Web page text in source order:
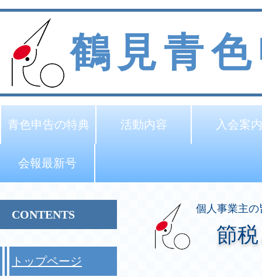
鶴見青
青色申告の特典 活動内容 入会案内
会報最新号
個人事業主の
節
CONTENTS
トップページ